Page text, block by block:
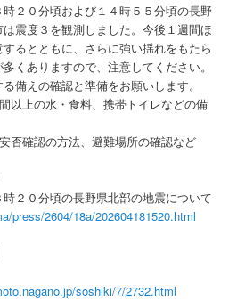
２０分頃および１４時５５分頃の長野
震度３を観測しました。今後１週間ほ
るとともに、さらに強い揺れをもたら
くありますので、注意してください。
備えの確認と準備をお願いします。
以上の水・食料、携帯トイレなどの備
否確認の方法、避難場所の確認など
２０分頃の長野県北部の地震について
press/2604/18a/202604181520.html
soshiki/7/2732.html